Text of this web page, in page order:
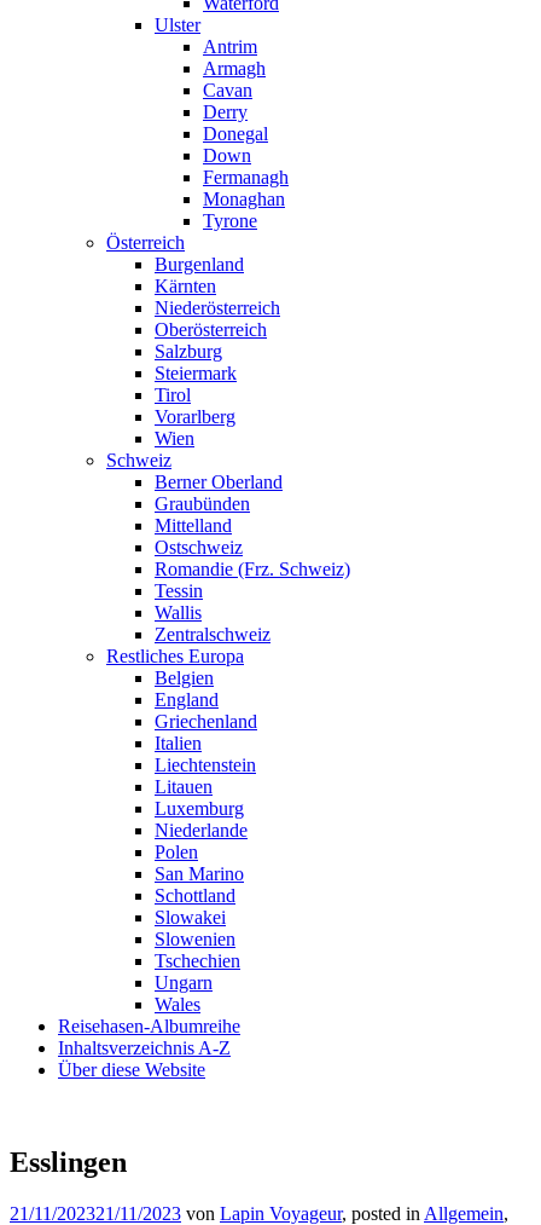
Ulster
Antrim
Armagh
Cavan
Derry
Donegal
Down
Fermanagh
Monaghan
Tyrone
Österreich
Burgenland
Kärnten
Niederösterreich
Oberösterreich
Salzburg
Steiermark
Tirol
Vorarlberg
Wien
Schweiz
Berner Oberland
Graubünden
Mittelland
Ostschweiz
Romandie (Frz. Schweiz)
Tessin
Wallis
Zentralschweiz
Restliches Europa
Belgien
England
Griechenland
Italien
Liechtenstein
Litauen
Luxemburg
Niederlande
Polen
San Marino
Schottland
Slowakei
Slowenien
Tschechien
Ungarn
Wales
Reisehasen-Albumreihe
Inhaltsverzeichnis A-Z
Über diese Website
Esslingen
21/11/202321/11/2023 von Lapin Voyageur, posted in Allgemein,